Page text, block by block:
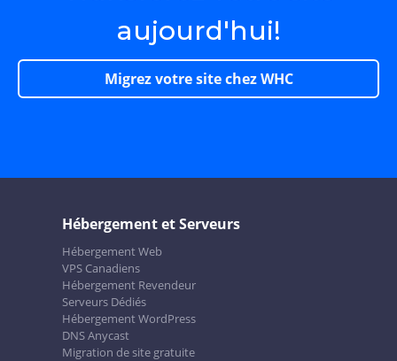
aujourd'hui!
Migrez votre site chez WHC
Hébergement et Serveurs
Hébergement Web
VPS Canadiens
Hébergement Revendeur
Serveurs Dédiés
Hébergement WordPress
DNS Anycast
Migration de site gratuite